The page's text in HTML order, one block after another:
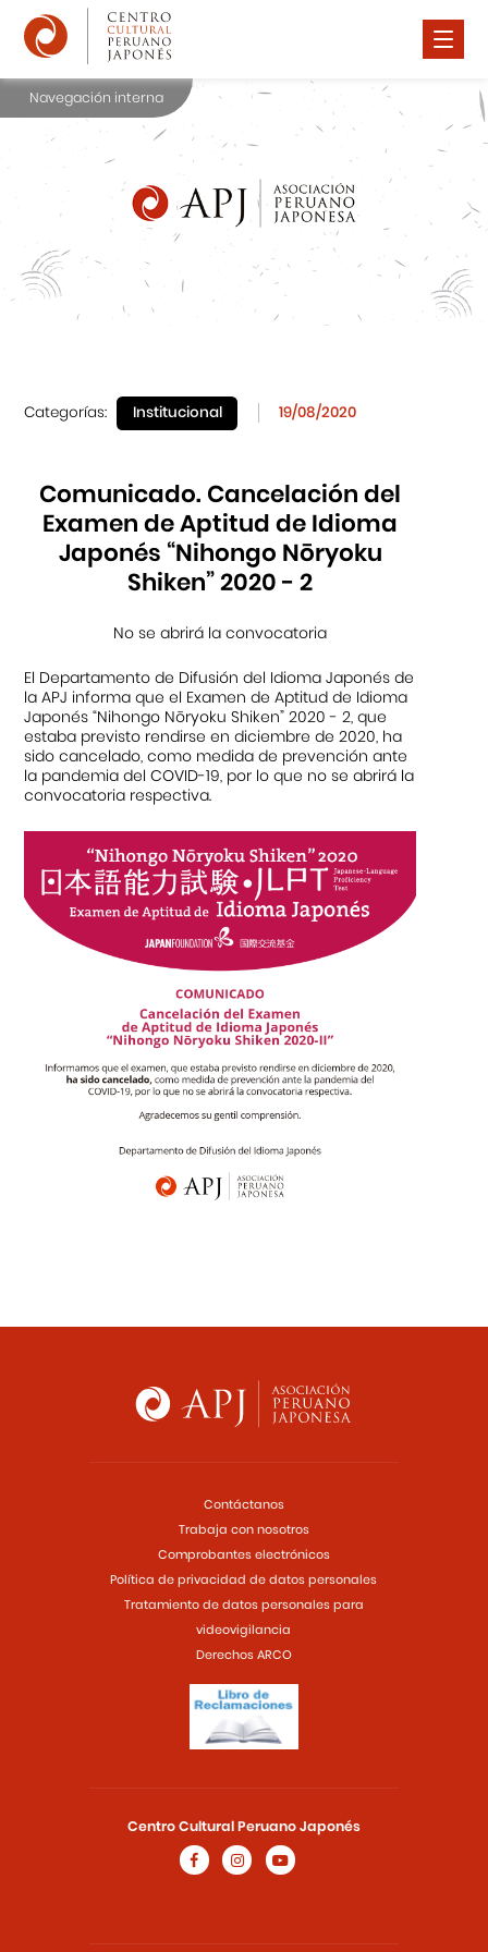
Nosotros
Difusión Cultural
Cursos
Premio Watanabe 2025
Navegación interna
Categorías: Institucional 19/08/2020
Comunicado. Cancelación del
Examen de Aptitud de Idioma
Japonés “Nihongo Nōryoku
Shiken” 2020 - 2
No se abrirá la convocatoria
El Departamento de Difusión del Idioma Japonés de
la APJ informa que el Examen de Aptitud de Idioma
Japonés “Nihongo Nōryoku Shiken” 2020 - 2, que
estaba previsto rendirse en diciembre de 2020, ha
sido cancelado, como medida de prevención ante
la pandemia del COVID-19, por lo que no se abrirá la
convocatoria respectiva.
Centro Cultural Peruano Japonés
Contáctanos
Trabaja con nosotros
Comprobantes electrónicos
Política de privacidad de datos personales
Tratamiento de datos personales para
videovigilancia
Derechos ARCO